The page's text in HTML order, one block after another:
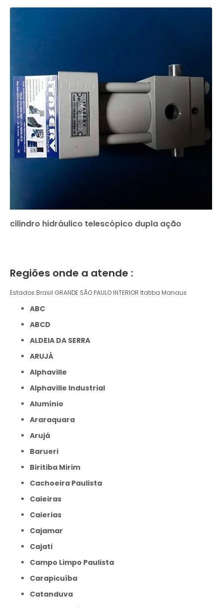
cilindro hidráulico telescópico dupla ação
Regiões onde a atende :
Estados Brasil GRANDE SÃO PAULO INTERIOR Itatiba Manaus
ABC
ABCD
ALDEIA DA SERRA
ARUJÁ
Alphaville
Alphaville Industrial
Alumínio
Araraquara
Arujá
Barueri
Biritiba Mirim
Cachoeira Paulista
Caieiras
Caierias
Cajamar
Cajati
Campo Limpo Paulista
Carapicuíba
Catanduva